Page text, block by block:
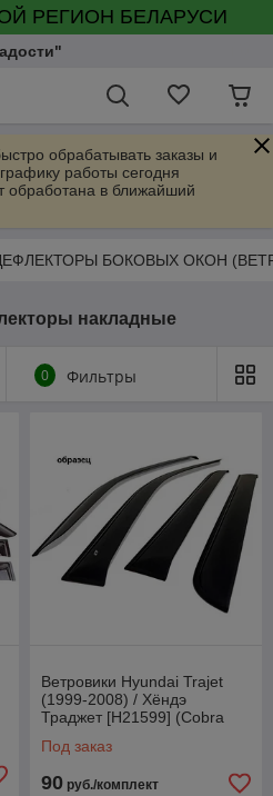
РЕГИОН БЕЛАРУСИ
обрабатывать заказы и
работы сегодня
обработана в ближайший
БОКОВЫХ ОКОН
накладные
0 Фильтры
Ветровики Hyundai Trajet
(1999-2008) / Хёндэ
Траджет [H21599] (Cobra
Под заказ
90 руб./комплект